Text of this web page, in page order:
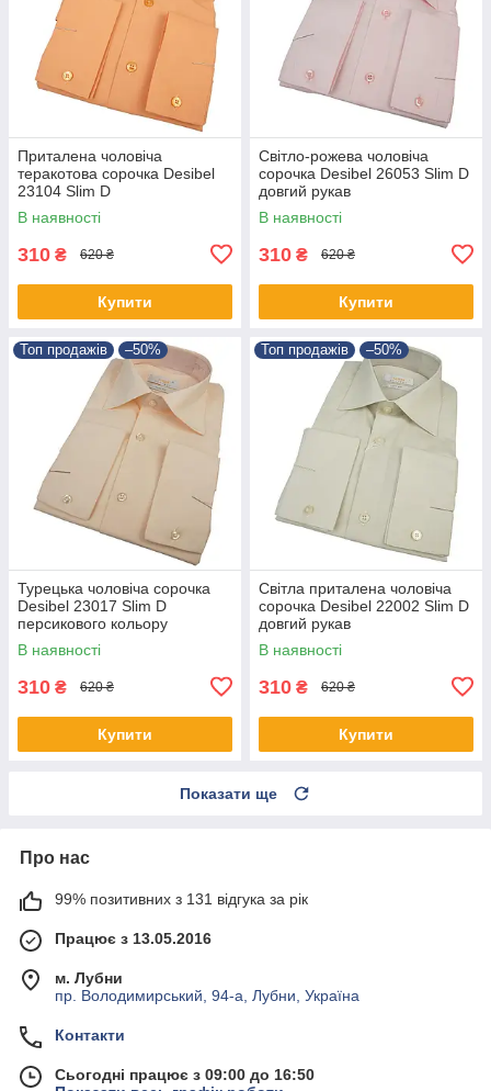
Приталена чоловіча
теракотова сорочка Desibel
23104 Slim D
В наявності
310 ₴ 620 ₴
Купити
Світло-рожева чоловіча
сорочка Desibel 26053 Slim D
довгий рукав
В наявності
310 ₴ 620 ₴
Купити
Топ продажів –50%
Турецька чоловіча сорочка
Desibel 23017 Slim D
персикового кольору
В наявності
310 ₴ 620 ₴
Купити
Топ продажів –50%
Світла приталена чоловіча
сорочка Desibel 22002 Slim D
довгий рукав
В наявності
310 ₴ 620 ₴
Купити
Показати ще
Про нас
99% позитивних з 131 відгука за рік
Працює з 13.05.2016
м. Лубни
пр. Володимирський, 94-а, Лубни, Україна
Контакти
Сьогодні працює з 09:00 до 16:50